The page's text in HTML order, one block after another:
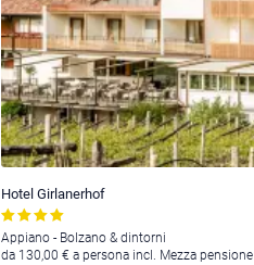
Hotel Girlanerhof
Appiano - Bolzano & dintorni
da 130,00 € a persona incl. Mezza pensione